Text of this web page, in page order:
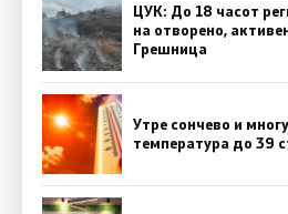
ЦУК: До 18 часот
на отворено,
Грешница
Утре сончево и
температура до 39